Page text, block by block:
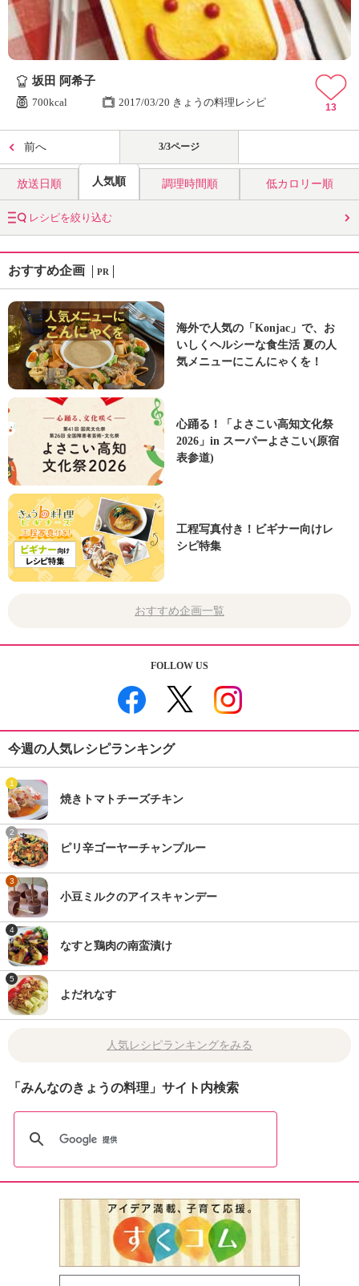
坂田 阿希子
700kcal 2017/03/20 きょうの料理レシピ 13
前へ 3/3ページ
放送日順 人気順 調理時間順 低カロリー順
レシピを絞り込む
おすすめ企画 PR
海外で人気の「Konjac」で、お
いしくヘルシーな食生活 夏の人
気メニューにこんにゃくを！
心踊る！「よさこい高知文化祭
2026」in スーパーよさこい(原宿
表参道)
工程写真付き！ビギナー向けレ
シピ特集
おすすめ企画一覧
FOLLOW US
今週の人気レシピランキング
1
焼きトマトチーズチキン
2
ピリ辛ゴーヤーチャンプルー
3
小豆ミルクのアイスキャンデー
4
なすと鶏肉の南蛮漬け
5
よだれなす
人気レシピランキングをみる
「みんなのきょうの料理」サイト内検索